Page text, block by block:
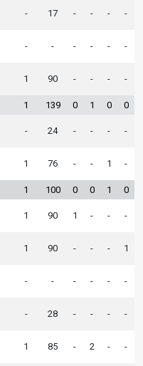
- 17 - - - -
- - - - - -
1 90 - - - -
1 139 0 1 0 0
- 24 - - - -
1 76 - - 1 -
1 100 0 0 1 0
1 90 1 - - -
1 90 - - - 1
- - - - - -
- 28 - - - -
1 85 - 2 - -